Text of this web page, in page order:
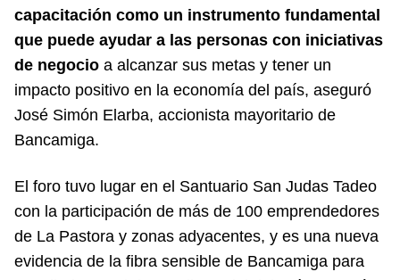
capacitación como un instrumento fundamental
que puede ayudar a las personas con iniciativas
de negocio a alcanzar sus metas y tener un
impacto positivo en la economía del país, aseguró
José Simón Elarba, accionista mayoritario de
Bancamiga.
El foro tuvo lugar en el Santuario San Judas Tadeo
con la participación de más de 100 emprendedores
de La Pastora y zonas adyacentes, y es una nueva
evidencia de la fibra sensible de Bancamiga para